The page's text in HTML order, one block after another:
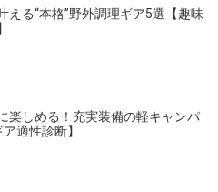
える“本格”野外調理ギア5選【趣味
楽しめる！充実装備の軽キャンパ
適性診断】